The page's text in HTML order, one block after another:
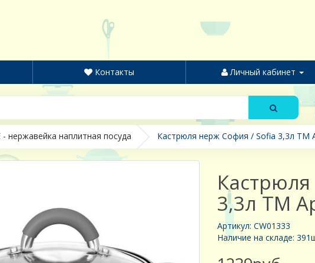
Контакты Личный кабинет
- нержавейка наплитная посуда Кастрюля нерж София / Sofia 3,3л ТМ
3,3л ТМ
Артикул: CW01333
Наличие на складе: